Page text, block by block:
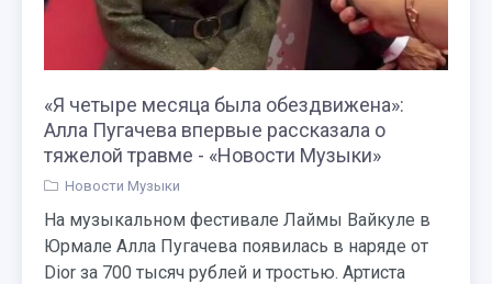
«Я четыре месяца была обездвижена»:
Алла Пугачева впервые рассказала о
тяжелой травме - «Новости Музыки»
Новости Музыки
На музыкальном фестивале Лаймы Вайкуле в
Юрмале Алла Пугачева появилась в наряде от
Dior за 700 тысяч рублей и тростью. Артиста